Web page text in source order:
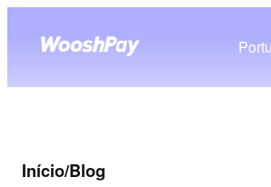
Início/Blog